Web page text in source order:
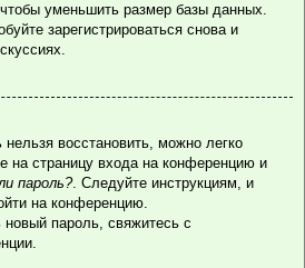
уменьшить размер базы данных.
зарегистрироваться снова и
восстановить, можно легко
на страницу входа на конференцию и
пароль?. Следуйте инструкциям, и
на конференцию.
пароль, свяжитесь с